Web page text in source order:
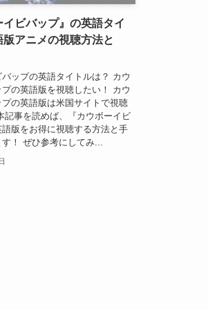
イビバップ』の英語タイ
版アニメの視聴方法と
ップの英語タイトルは？ カウ
の英語版を視聴したい！ カウ
の英語版は米国サイトで視聴
記事を読めば、『カウボーイビ
版をお得に視聴する方法と手
！ ぜひ参考にしてみ...